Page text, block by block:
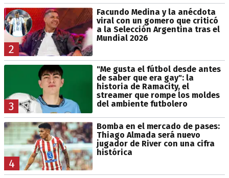
2
Facundo Medina y la anécdota
viral con un gomero que criticó
a la Selección Argentina tras el
Mundial 2026
3
"Me gusta el fútbol desde antes
de saber que era gay": la
historia de Ramacity, el
streamer que rompe los moldes
del ambiente futbolero
4
Bomba en el mercado de pases:
Thiago Almada será nuevo
jugador de River con una cifra
histórica